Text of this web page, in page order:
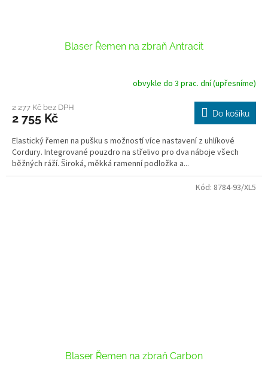
Blaser Řemen na zbraň Antracit
obvykle do 3 prac. dní (upřesníme)
2 277 Kč bez DPH
2 755 Kč Do košíku
Elastický řemen na pušku s možností více nastavení z uhlíkové
Cordury. Integrované pouzdro na střelivo pro dva náboje všech
běžných ráží. Široká, měkká ramenní podložka a...
Blaser Řemen na zbraň Carbon
Kód: 8784-93/XL5